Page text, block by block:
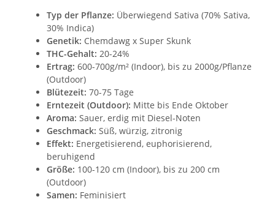
Typ der Pflanze: Überwiegend Sativa (70% Sativa,
30% Indica)
Genetik: Chemdawg x Super Skunk
THC-Gehalt: 20-24%
Ertrag: 600-700g/m² (Indoor), bis zu 2000g/Pflanze
(Outdoor)
Blütezeit: 70-75 Tage
Erntezeit (Outdoor): Mitte bis Ende Oktober
Aroma: Sauer, erdig mit Diesel-Noten
Geschmack: Süß, würzig, zitronig
Effekt: Energetisierend, euphorisierend,
beruhigend
Größe: 100-120 cm (Indoor), bis zu 200 cm
(Outdoor)
Samen: Feminisiert